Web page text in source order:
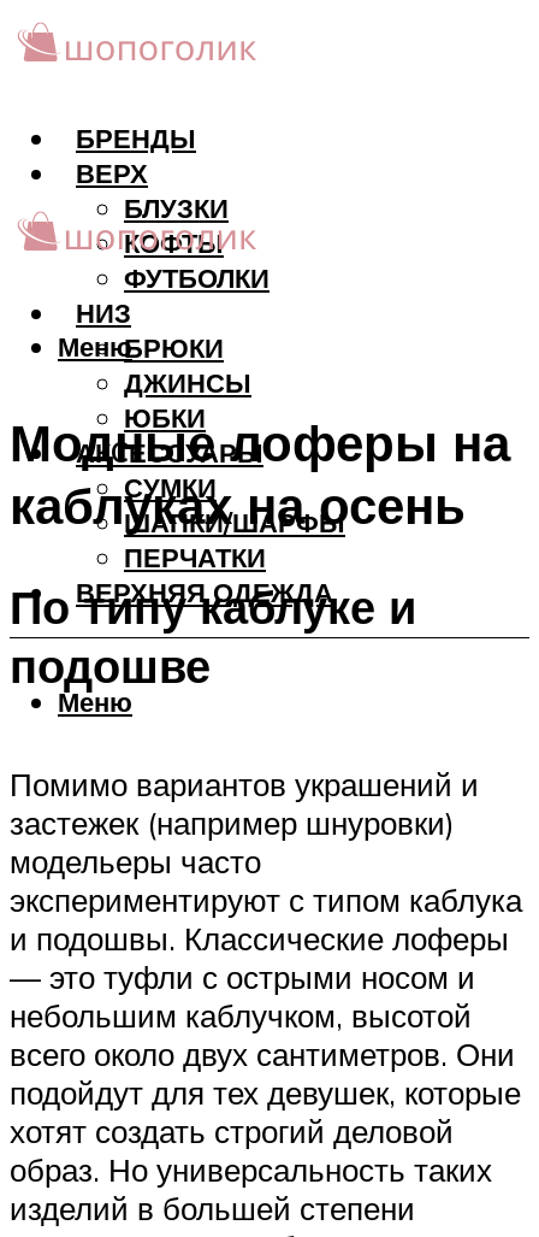
БРЕНДЫ
ВЕРХ
БЛУЗКИ
КОФТЫ
ФУТБОЛКИ
НИЗ
БРЮКИ
ДЖИНСЫ
ЮБКИ
АКCЕССУАРЫ
СУМКИ
ШАПКИ/ШАРФЫ
ПЕРЧАТКИ
ВЕРХНЯЯ ОДЕЖДА
Меню
Меню
Модные лоферы на
каблуках на осень
По типу каблуке и
подошве
Помимо вариантов украшений и
застежек (например шнуровки)
модельеры часто
экспериментируют с типом каблука
и подошвы. Классические лоферы
— это туфли с острыми носом и
небольшим каблучком, высотой
всего около двух сантиметров. Они
подойдут для тех девушек, которые
хотят создать строгий деловой
образ. Но универсальность таких
изделий в большей степени